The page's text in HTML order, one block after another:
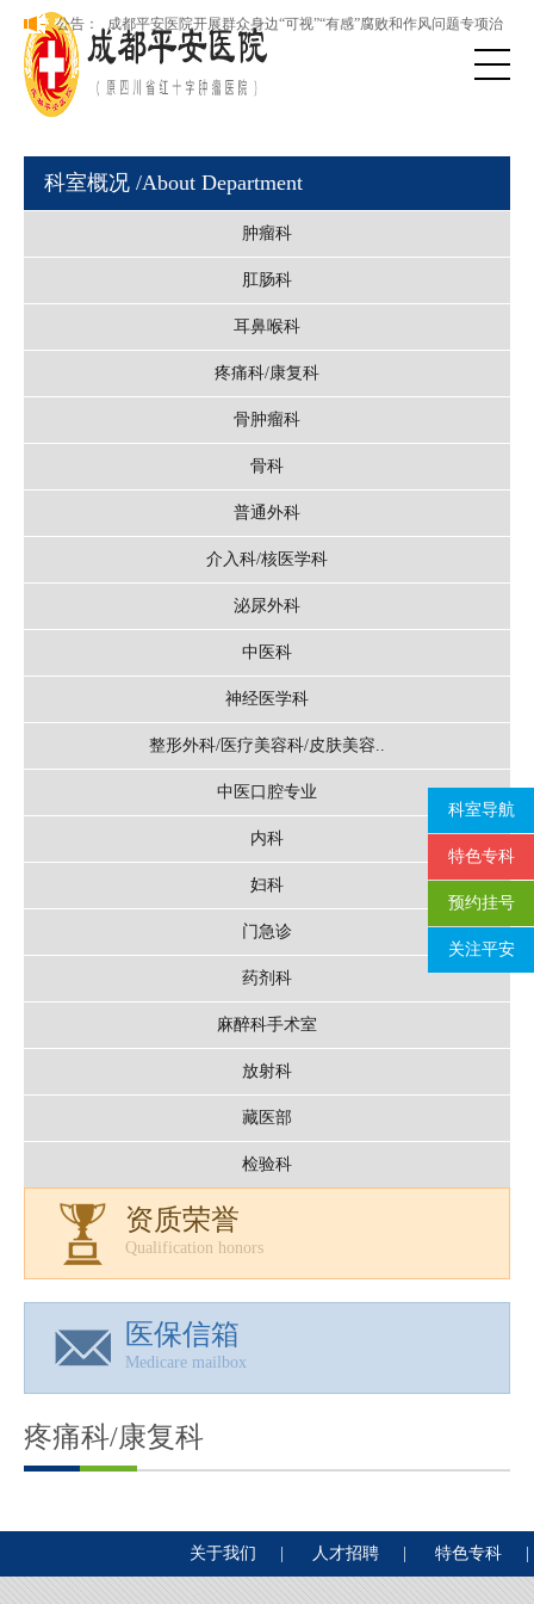
公告：
成都平安医院开展群众身边“可视”“有感”腐败和作风问题专项治
理
本院新版网站正式上线，欢迎访问！
理
科室概况 /About Department
肿瘤科
肛肠科
耳鼻喉科
疼痛科/康复科
骨肿瘤科
骨科
普通外科
介入科/核医学科
泌尿外科
中医科
神经医学科
整形外科/医疗美容科/皮肤美容..
中医口腔专业
内科
妇科
门急诊
药剂科
麻醉科手术室
放射科
藏医部
检验科
资质荣誉
Qualification honors
医保信箱
Medicare mailbox
疼痛科/康复科
关于我们 人才招聘 特色专科
科室导航
特色专科
预约挂号
关注平安